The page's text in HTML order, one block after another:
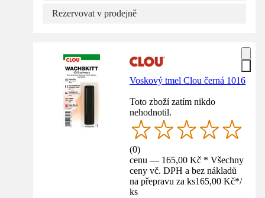
Rezervovat v prodejně
Voskový tmel Clou černá 1016
Toto zboží zatím nikdo
nehodnotil.
(0)
cenu — 165,00 Kč * Všechny
ceny vč. DPH a bez nákladů
na přepravu za ks165,00 Kč*/
ks